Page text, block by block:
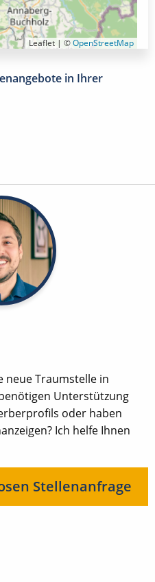
Leaflet | ©OpenStreetMap
in Ihrer
neue Traumstelle in
Unterstützung
oder haben
Ich helfe Ihnen
Stellenanfrage